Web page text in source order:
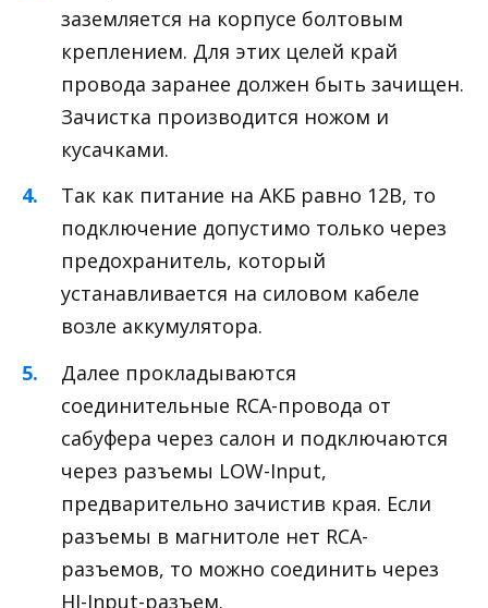
заземляется на корпусе болтовым
креплением. Для этих целей край
провода заранее должен быть зачищен.
Зачистка производится ножом и
кусачками.
Так как питание на АКБ равно 12В, то
подключение допустимо только через
предохранитель, который
устанавливается на силовом кабеле
возле аккумулятора.
Далее прокладываются
соединительные RCA-провода от
сабуфера через салон и подключаются
через разъемы LOW-Input,
предварительно зачистив края. Если
разъемы в магнитоле нет RCA-
разъемов, то можно соединить через
HI-Input-разъем.